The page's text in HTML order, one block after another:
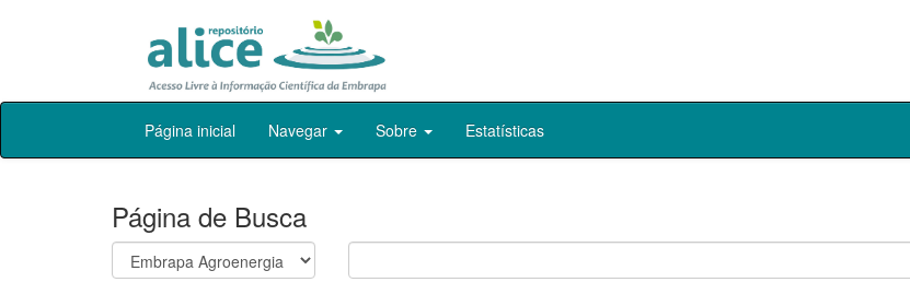
Skip
Página inicial Navegar Sobre Estatísticas
Página de Busca